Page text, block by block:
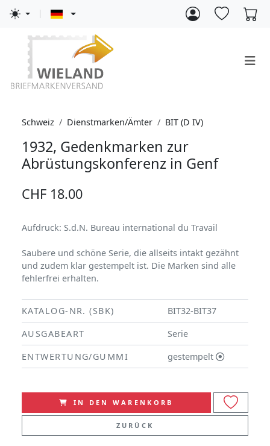
Schweiz Dienstmarken/Ämter BIT (D IV)
1932, Gedenkmarken zur
Abrüstungskonferenz in Genf
CHF 18.00
Aufdruck: S.d.N. Bureau international du Travail
Saubere und schöne Serie, die allseits intakt gezähnt
und zudem klar gestempelt ist. Die Marken sind alle
fehlerfrei erhalten.
KATALOG-NR. (SBK)
BIT32-BIT37
AUSGABEART
Serie
ENTWERTUNG/GUMMI
gestempelt
IN DEN WARENKORB
ZURÜCK